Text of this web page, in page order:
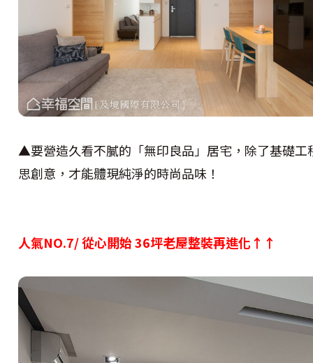
▲要營造久看不膩的「無印良品」居宅，除了基礎
思創意，才能體現純淨的時尚品味！
人氣NO.7/ 從心開始 36坪老屋整裝再進化↑↑